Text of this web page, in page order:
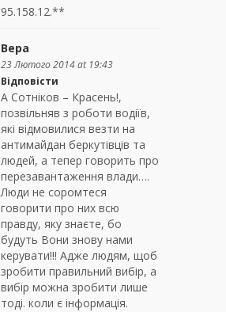
95.158.12.**
Вера
23 Лютого 2014 at 19:43
Відповісти
А Сотніков – Красень!,
позвільняв з роботи водіїв,
які відмовилися везти на
антимайдан беркутівців та
людей, а тепер говорить про
перезавантаження влади….
Люди не соромтеся
говорити про них всю
правду, яку знаєте, бо
будуть Вони знову нами
керувати!!! Адже людям, щоб
зробити правильний вибір, а
вибір можна зробити лише
тоді. коли є інформація.